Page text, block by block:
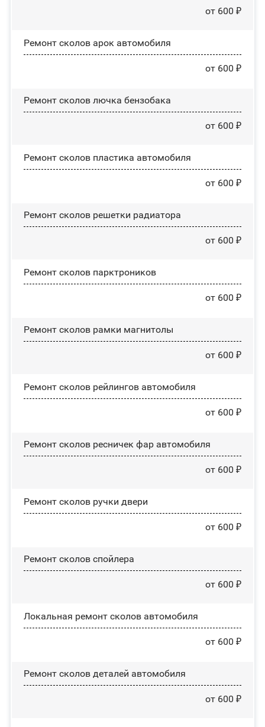
от 600 ₽
Ремонт сколов арок автомобиля
от 600 ₽
Ремонт сколов лючка бензобака
от 600 ₽
Ремонт сколов пластика автомобиля
от 600 ₽
Ремонт сколов решетки радиатора
от 600 ₽
Ремонт сколов парктроников
от 600 ₽
Ремонт сколов рамки магнитолы
от 600 ₽
Ремонт сколов рейлингов автомобиля
от 600 ₽
Ремонт сколов ресничек фар автомобиля
от 600 ₽
Ремонт сколов ручки двери
от 600 ₽
Ремонт сколов спойлера
от 600 ₽
Локальная ремонт сколов автомобиля
от 600 ₽
Ремонт сколов деталей автомобиля
от 600 ₽